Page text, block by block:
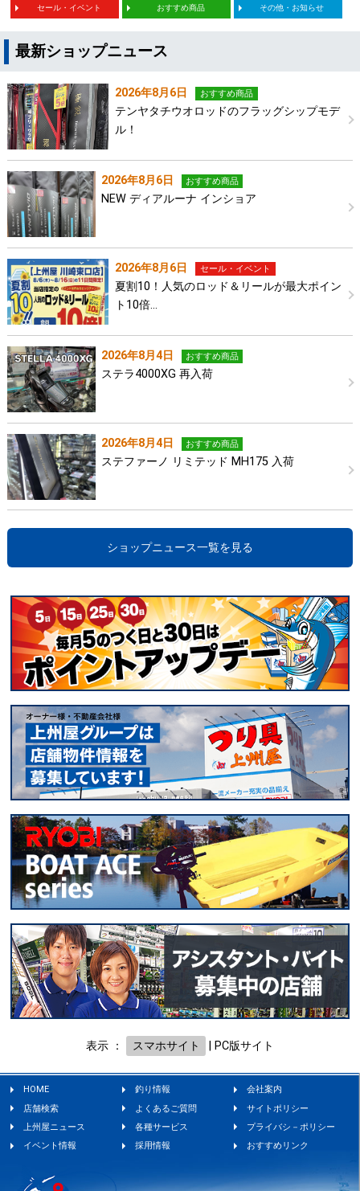
セール・イベント おすすめ商品 その他・お知らせ
最新ショップニュース
2026年8月6日 おすすめ商品
テンヤタチウオロッドのフラッグシップモデ
ル！
2026年8月6日 おすすめ商品
NEW ディアルーナ インショア
2026年8月6日 セール・イベント
夏割10！人気のロッド＆リールが最大ポイン
ト10倍…
2026年8月4日 おすすめ商品
ステラ4000XG 再入荷
2026年8月4日 おすすめ商品
ステファーノ リミテッド MH175 入荷
ショップニュース一覧を見る
表示 ： スマホサイト PC版サイト
HOME 釣り情報
会社案内
店舗検索
よくあるご質問
サイトポリシー
上州屋ニュース
各種サービス
プライバシ－ポリシー
イベント情報
採用情報 おすすめリンク